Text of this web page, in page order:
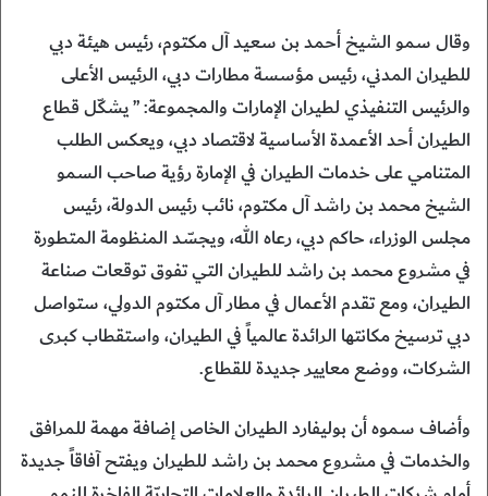
وقال سمو الشيخ أحمد بن سعيد آل مكتوم، رئيس هيئة دبي
للطيران المدني، رئيس مؤسسة مطارات دبي، الرئيس الأعلى
والرئيس التنفيذي لطيران الإمارات والمجموعة: ” يشكّل قطاع
الطيران أحد الأعمدة الأساسية لاقتصاد دبي، ويعكس الطلب
المتنامي على خدمات الطيران في الإمارة رؤية صاحب السمو
الشيخ محمد بن راشد آل مكتوم، نائب رئيس الدولة، رئيس
مجلس الوزراء، حاكم دبي، رعاه الله، ويجسّد المنظومة المتطورة
في مشروع محمد بن راشد للطيران التي تفوق توقعات صناعة
الطيران، ومع تقدم الأعمال في مطار آل مكتوم الدولي، ستواصل
دبي ترسيخ مكانتها الرائدة عالمياً في الطيران، واستقطاب كبرى
الشركات، ووضع معايير جديدة للقطاع.
وأضاف سموه أن بوليفارد الطيران الخاص إضافة مهمة للمرافق
والخدمات في مشروع محمد بن راشد للطيران ويفتح آفاقاً جديدة